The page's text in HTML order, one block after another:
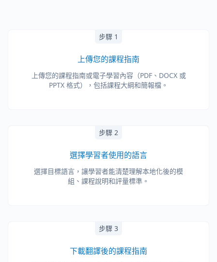
步驟 1
上傳您的課程指南
上傳您的課程指南或電子學習內容（PDF、DOCX 或
PPTX 格式），包括課程大綱和簡報檔。
步驟 2
選擇學習者使用的語言
選擇目標語言，讓學習者能清楚理解本地化後的模
組、課程說明和評量標準。
步驟 3
下載翻譯後的課程指南